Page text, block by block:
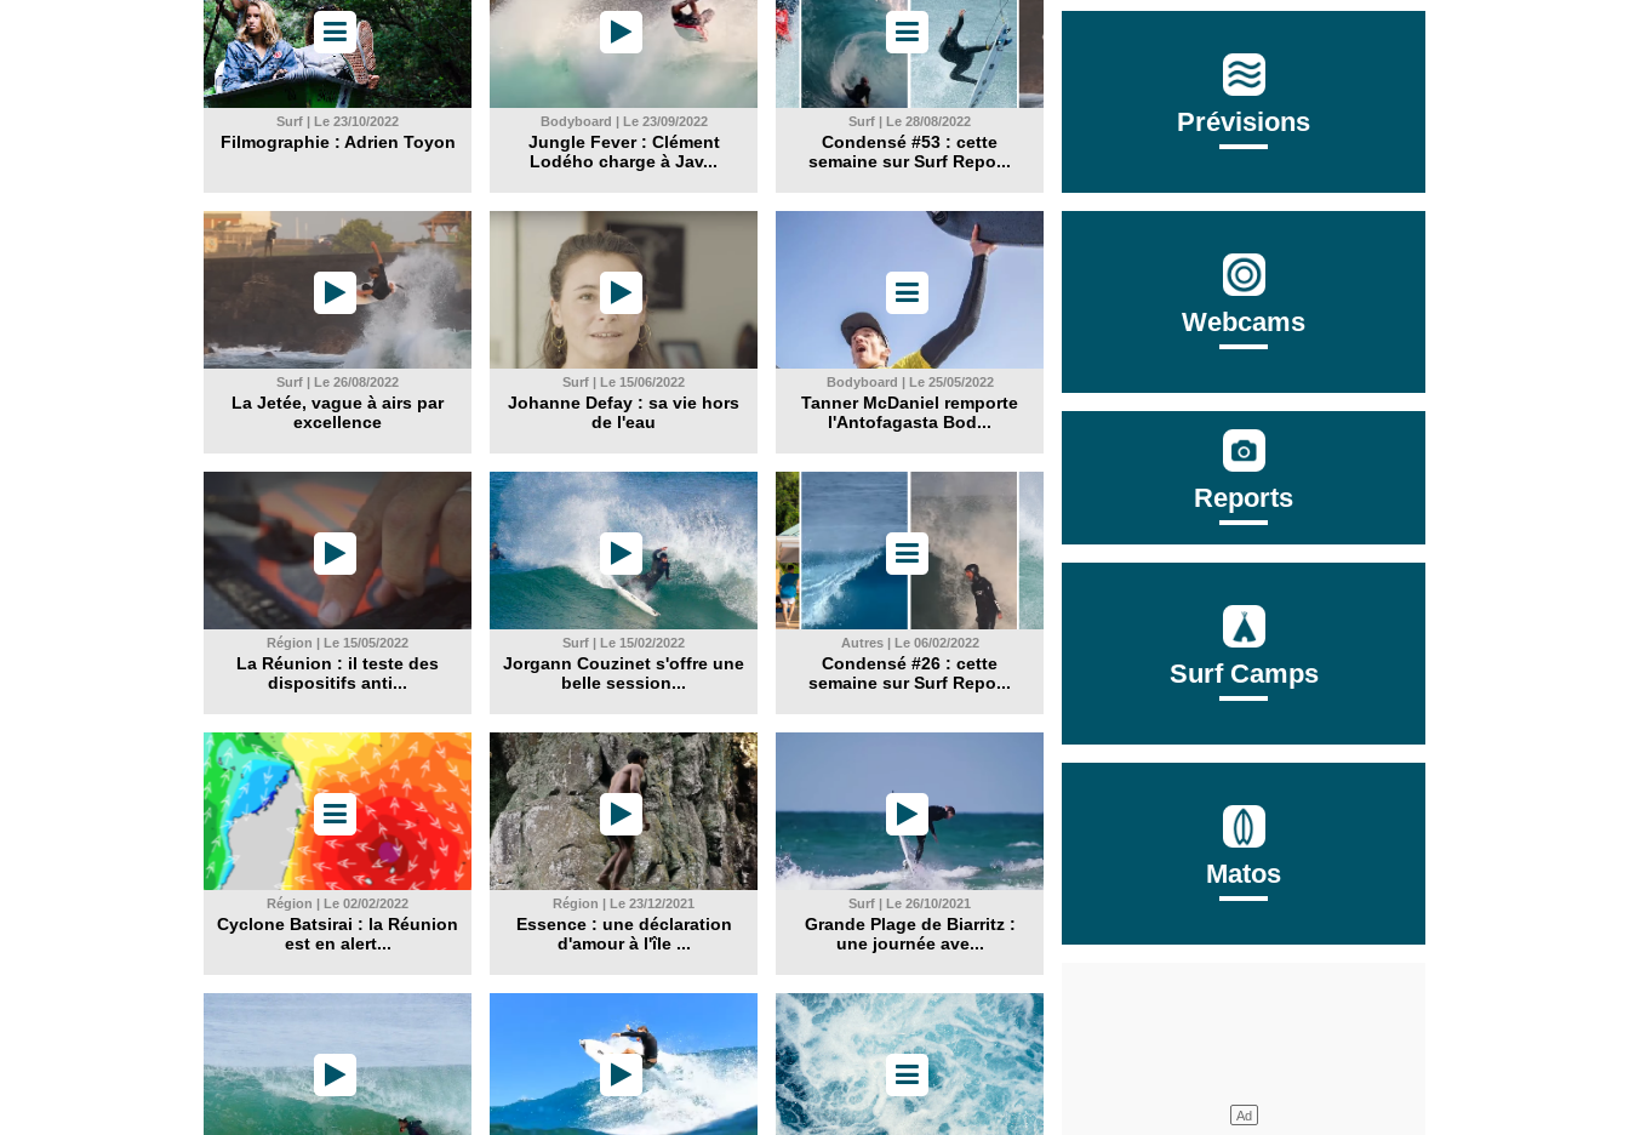
Surf | Le 23/10/2022
Filmographie : Adrien Toyon
Bodyboard | Le 23/09/2022
Jungle Fever : Clément
Lodého charge à Jav...
Surf | Le 28/08/2022
Condensé #53 : cette
semaine sur Surf Repo...
Surf | Le 26/08/2022
La Jetée, vague à airs par
excellence
Surf | Le 15/06/2022
Johanne Defay : sa vie hors
de l'eau
Bodyboard | Le 25/05/2022
Tanner McDaniel remporte
l'Antofagasta Bod...
Région | Le 15/05/2022
La Réunion : il teste des
dispositifs anti...
Surf | Le 15/02/2022
Jorgann Couzinet s'offre une
belle session...
Autres | Le 06/02/2022
Condensé #26 : cette
semaine sur Surf Repo...
Région | Le 02/02/2022
Cyclone Batsirai : la Réunion
est en alert...
Région | Le 23/12/2021
Essence : une déclaration
d'amour à l'île ...
Surf | Le 26/10/2021
Grande Plage de Biarritz :
une journée ave...
Prévisions
Webcams
Reports
Surf Camps
Matos